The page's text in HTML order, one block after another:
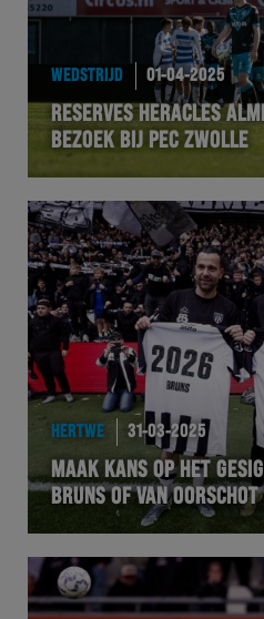
WEDSTRIJD 01-04-2025
RESERVES HERACLES
BEZOEK BIJ PEC ZWOLLE
HERTWE 31-03-2025
MAAK KANS OP HET
BRUNS OF VAN OORSCHOT